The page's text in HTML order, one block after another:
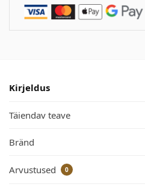
Kirjeldus
Täiendav teave
Bränd
Arvustused 0